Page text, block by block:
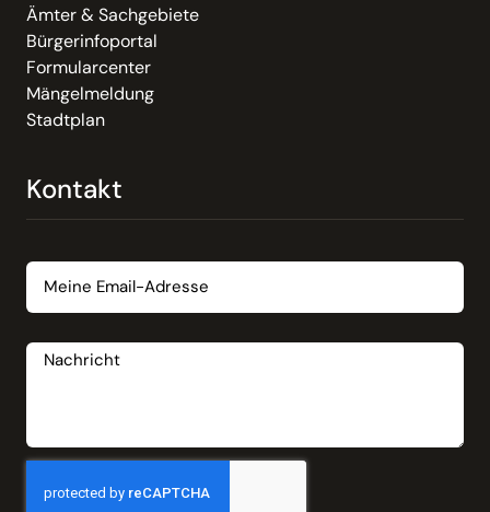
Ämter & Sachgebiete
Bürgerinfoportal
Formularcenter
Mängelmeldung
Stadtplan
Kontakt